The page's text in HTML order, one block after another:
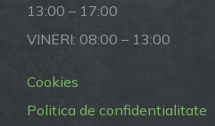
13:00 – 17:00
VINERI: 08:00 – 13:00
Cookies
Politica de confidentialitate